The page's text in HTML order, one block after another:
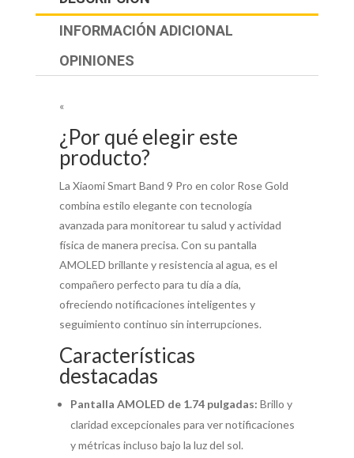
INFORMACIÓN ADICIONAL
OPINIONES
«
¿Por qué elegir este
producto?
La Xiaomi Smart Band 9 Pro en color Rose Gold
combina estilo elegante con tecnología
avanzada para monitorear tu salud y actividad
física de manera precisa. Con su pantalla
AMOLED brillante y resistencia al agua, es el
compañero perfecto para tu día a día,
ofreciendo notificaciones inteligentes y
seguimiento continuo sin interrupciones.
Características
destacadas
Pantalla AMOLED de 1.74 pulgadas: Brillo y
claridad excepcionales para ver notificaciones
y métricas incluso bajo la luz del sol.